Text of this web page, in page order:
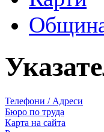
Телефони / Адреси
Бюро по труда
Карта на сайта